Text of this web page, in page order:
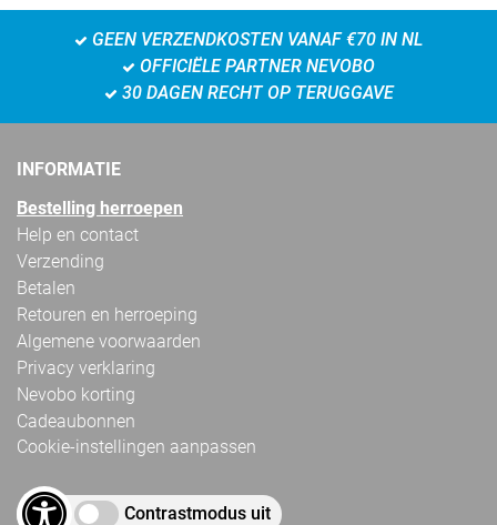
GEEN VERZENDKOSTEN VANAF €70 IN NL
OFFICIËLE PARTNER NEVOBO
30 DAGEN RECHT OP TERUGGAVE
INFORMATIE
Bestelling herroepen
Help en contact
Verzending
Betalen
Retouren en herroeping
Algemene voorwaarden
Privacy verklaring
Nevobo korting
Cadeaubonnen
Cookie-instellingen aanpassen
Contrastmodus uit